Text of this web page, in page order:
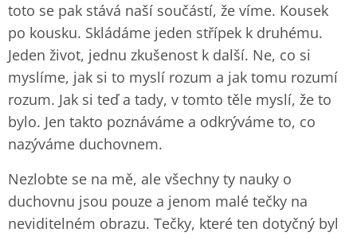
toto se pak stává naší součástí, že víme. Kousek
po kousku. Skládáme jeden střípek k druhému.
Jeden život, jednu zkušenost k další. Ne, co si
myslíme, jak si to myslí rozum a jak tomu rozumí
rozum. Jak si teď a tady, v tomto těle myslí, že to
bylo. Jen takto poznáváme a odkrýváme to, co
nazýváme duchovnem.
Nezlobte se na mě, ale všechny ty nauky o
duchovnu jsou pouze a jenom malé tečky na
neviditelném obrazu. Tečky, které ten dotyčný byl